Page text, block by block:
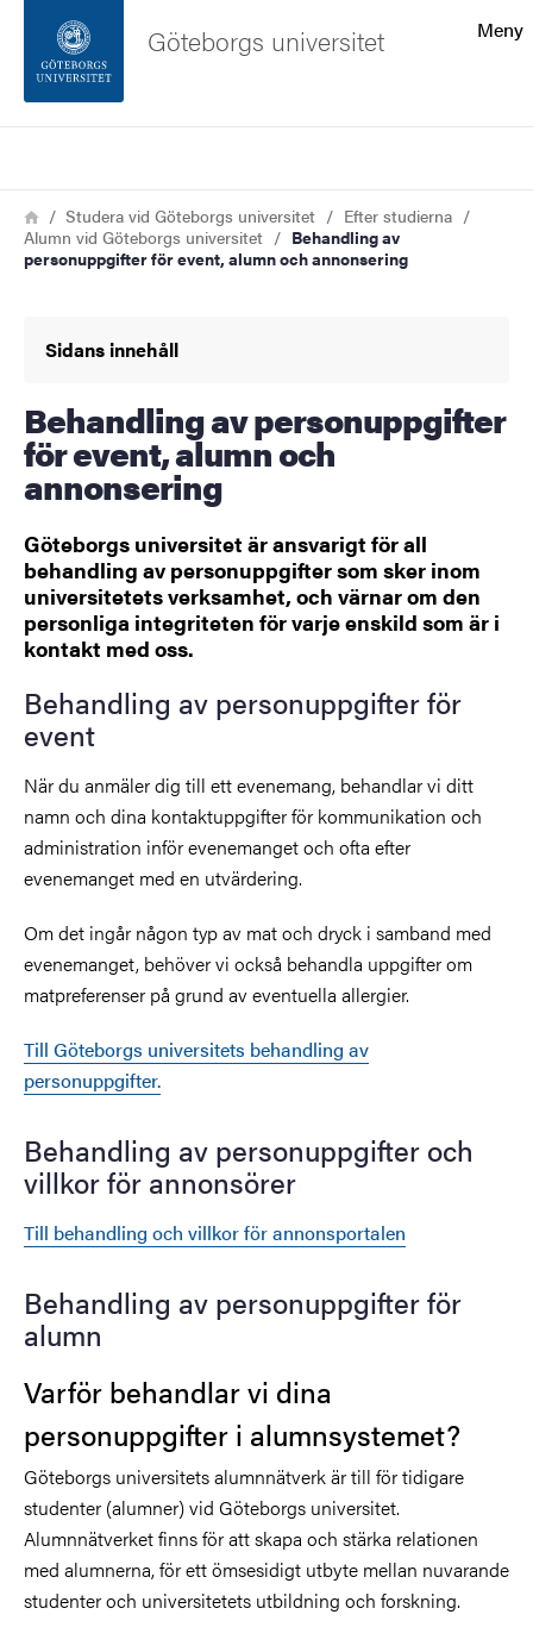
Sidfoten
Om webbplatsen
Meny
Göteborgs universitet
Länkstig
HemStudera vid Göteborgs universitet
Efter studierna
Alumn vid Göteborgs universitet
Behandling av
personuppgifter för event, alumn och annonsering
Sidans innehåll
Behandling av personuppgifter
för event, alumn och
annonsering
Göteborgs universitet är ansvarigt för all
behandling av personuppgifter som sker inom
universitetets verksamhet, och värnar om den
personliga integriteten för varje enskild som är i
kontakt med oss.
Behandling av personuppgifter för
event
När du anmäler dig till ett evenemang, behandlar vi ditt
namn och dina kontaktuppgifter för kommunikation och
administration inför evenemanget och ofta efter
evenemanget med en utvärdering.
Om det ingår någon typ av mat och dryck i samband med
evenemanget, behöver vi också behandla uppgifter om
matpreferenser på grund av eventuella allergier.
Till Göteborgs universitets behandling av
personuppgifter.
Behandling av personuppgifter och
villkor för annonsörer
Till behandling och villkor för annonsportalen
Behandling av personuppgifter för
alumn
Varför behandlar vi dina
personuppgifter i alumnsystemet?
Göteborgs universitets alumnnätverk är till för tidigare
studenter (alumner) vid Göteborgs universitet.
Alumnnätverket finns för att skapa och stärka relationen
med alumnerna, för ett ömsesidigt utbyte mellan nuvarande
studenter och universitetets utbildning och forskning.